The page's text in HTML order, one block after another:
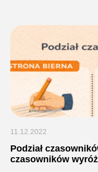
11.12.2022
Podział
czasowników